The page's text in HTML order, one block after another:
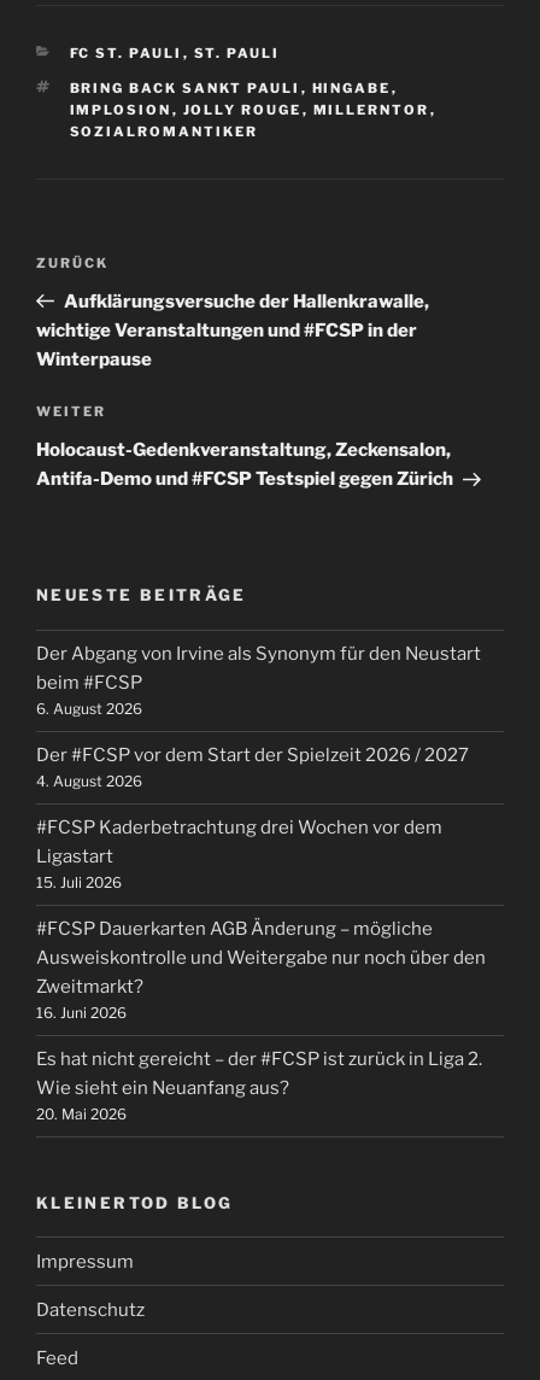
KATEGORIEN
FC ST. PAULI , ST. PAULI
SCHLAGWÖRTER
BRING BACK SANKT PAULI , HINGABE ,
IMPLOSION , JOLLY ROUGE , MILLERNTOR ,
SOZIALROMANTIKER
Beitragsnavigation
Vorheriger
Beitrag
ZURÜCK
Aufklärungsversuche der Hallenkrawalle,
wichtige Veranstaltungen und #FCSP in der
Winterpause
Nächster
Beitrag
WEITER
Holocaust-Gedenkveranstaltung, Zeckensalon,
Antifa-Demo und #FCSP Testspiel gegen Zürich
NEUESTE BEITRÄGE
Der Abgang von Irvine als Synonym für den Neustart
beim #FCSP
6. August 2026
Der #FCSP vor dem Start der Spielzeit 2026 / 2027
4. August 2026
#FCSP Kaderbetrachtung drei Wochen vor dem
Ligastart
15. Juli 2026
#FCSP Dauerkarten AGB Änderung – mögliche
Ausweiskontrolle und Weitergabe nur noch über den
Zweitmarkt?
16. Juni 2026
Es hat nicht gereicht – der #FCSP ist zurück in Liga 2.
Wie sieht ein Neuanfang aus?
20. Mai 2026
KLEINERTOD BLOG
Impressum
Datenschutz
Feed